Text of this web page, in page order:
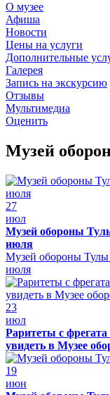
О музее
Афиша
Новости
Цены на услуги
Дополнительные
Галерея
Запись на экскурсию
Отзывы
Мультимедиа
Оценить
Музей
27
июл
Музей обороны
июля
Музей обороны Тулы
июля
23
июл
Раритеты с
увидеть в Музее
19
июн